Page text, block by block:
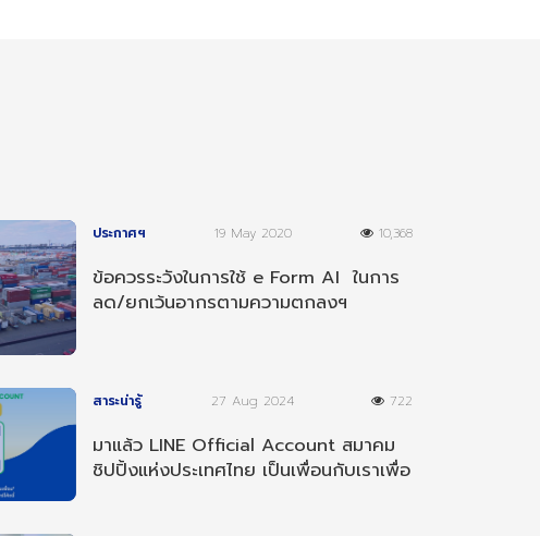
ประกาศฯ 19 May 2020 10,368
ข้อควรระวังในการใช้ e Form AI ในการ
ลด/ยกเว้นอากรตามความตกลงฯ
สาระน่ารู้ 27 Aug 2024 722
มาแล้ว LINE Official Account สมาคม
ชิปปิ้งแห่งประเทศไทย เป็นเพื่อนกับเราเพื่อ